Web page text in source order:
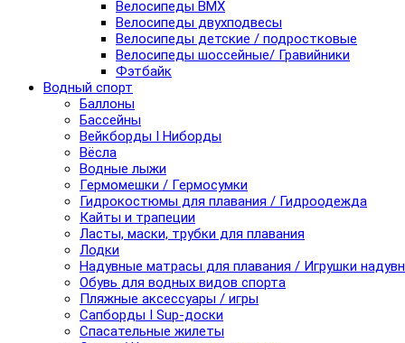
Велосипеды BMX
Велосипеды двухподвесы
Велосипеды детские / подростковые
Велосипеды шоссейные/ Гравийники
Фэтбайк
Водный спорт
Баллоны
Бассейны
Вейкборды I Ниборды
Вёсла
Водные лыжи
Гермомешки / Гермосумки
Гидрокостюмы для плавания / Гидроодежда
Кайты и трапеции
Ласты, маски, трубки для плавания
Лодки
Надувные матрасы для плавания / Игрушки
Обувь для водных видов спорта
Пляжные аксессуары / игры
Сапборды I Sup-доски
Спасательные жилеты